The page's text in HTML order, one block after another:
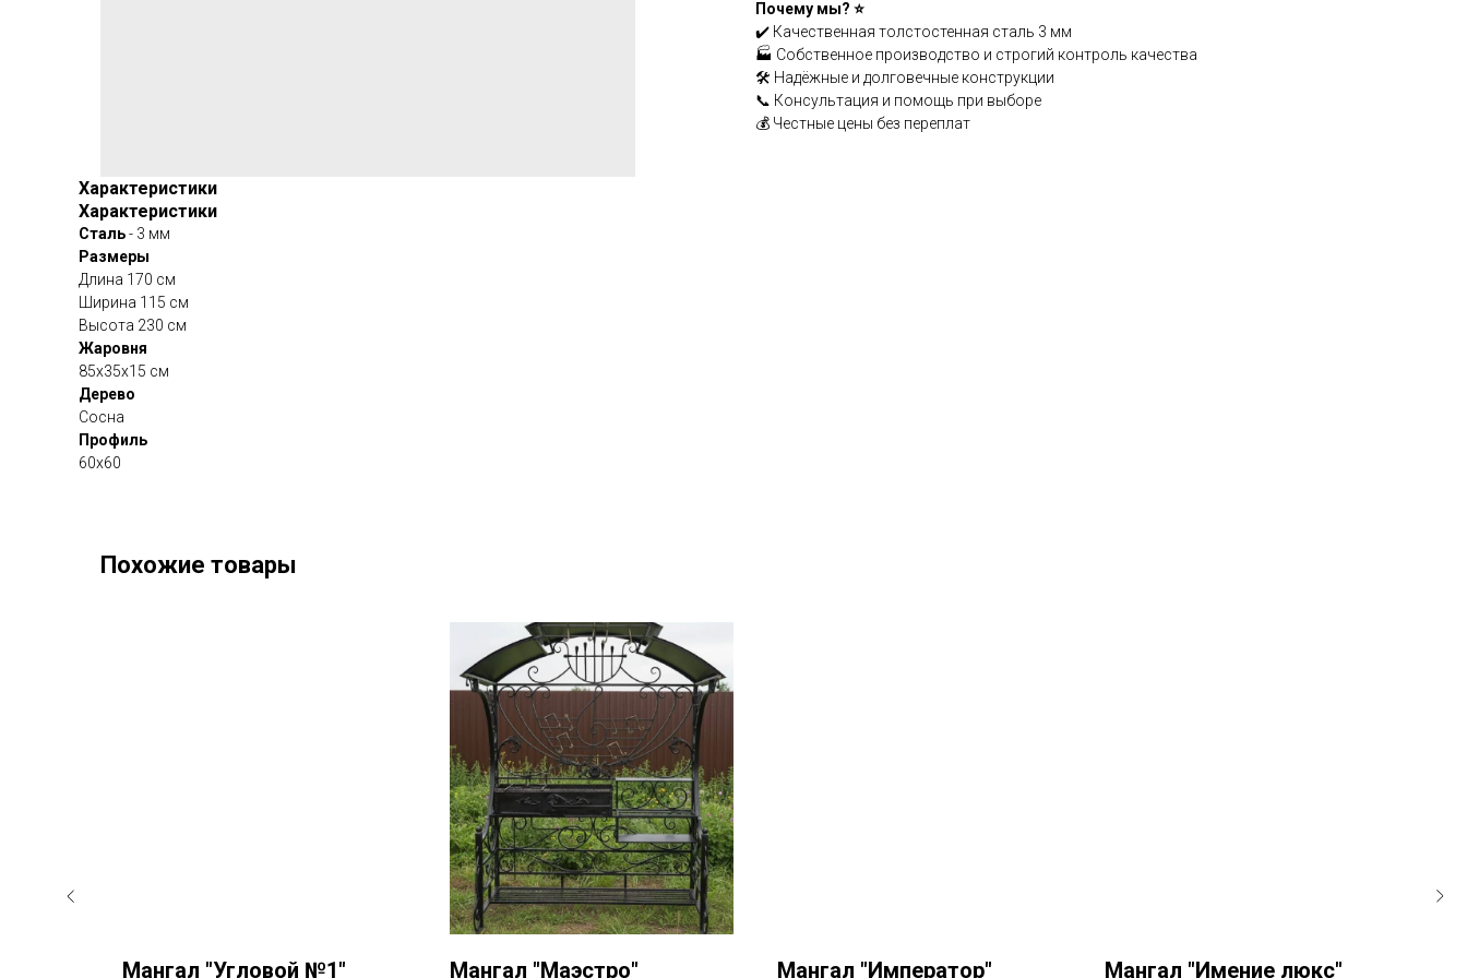
Почему мы? ⭐
✔️ Качественная толстостенная сталь 3 мм
🏭 Собственное производство и строгий контроль качества
🛠️ Надёжные и долговечные конструкции
📞 Консультация и помощь при выборе
💰 Честные цены без переплат
Характеристики
Характеристики
Сталь- 3 мм
Размеры
Длина 170 см
Ширина 115 см
Высота 230 см
Жаровня
85х35х15 см
Дерево
Сосна
Профиль
60х60
Похожие товары
Мангал "Угловой №1" Мангал "Маэстро" Мангал "Император" Мангал "Имение люкс"